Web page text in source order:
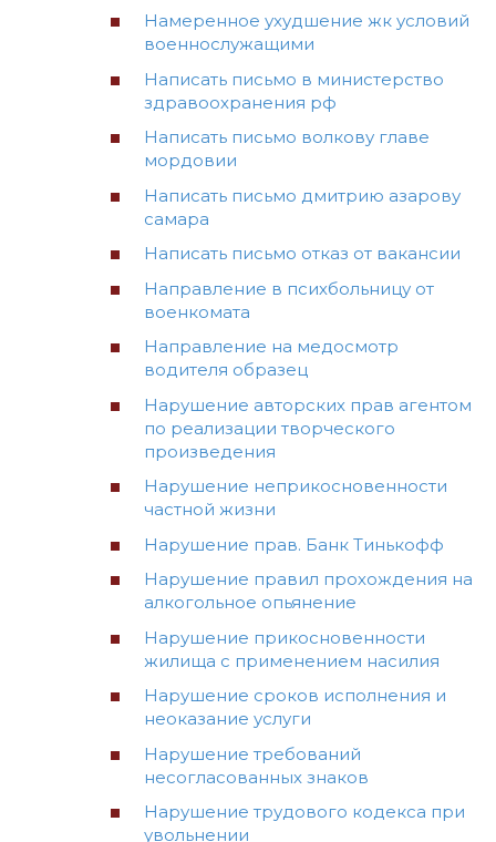
Намеренное ухудшение жк условий
военнослужащими
Написать письмо в министерство
здравоохранения рф
Написать письмо волкову главе
мордовии
Написать письмо дмитрию азарову
самара
Написать письмо отказ от вакансии
Направление в психбольницу от
военкомата
Направление на медосмотр
водителя образец
Нарушение авторских прав агентом
по реализации творческого
произведения
Нарушение неприкосновенности
частной жизни
Нарушение прав. Банк Тинькофф
Нарушение правил прохождения на
алкогольное опьянение
Нарушение прикосновенности
жилища с применением насилия
Нарушение сроков исполнения и
неоказание услуги
Нарушение требований
несогласованных знаков
Нарушение трудового кодекса при
увольнении